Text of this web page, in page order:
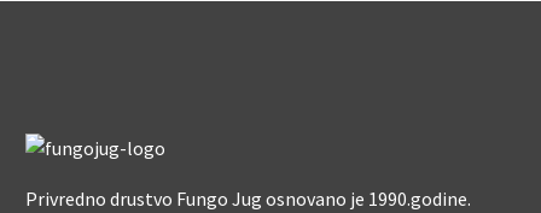
Privredno drustvo Fungo Jug osnovano je 1990.godine.